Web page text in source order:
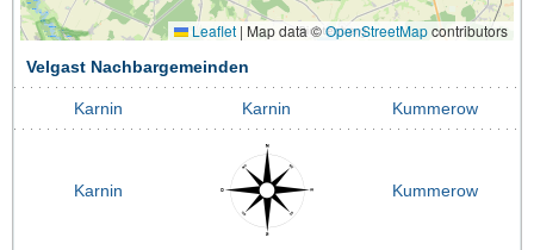
Leaflet | Map data ©OpenStreetMapcontributors
Velgast Nachbargemeinden
Karnin Karnin Kummerow
Karnin Kummerow